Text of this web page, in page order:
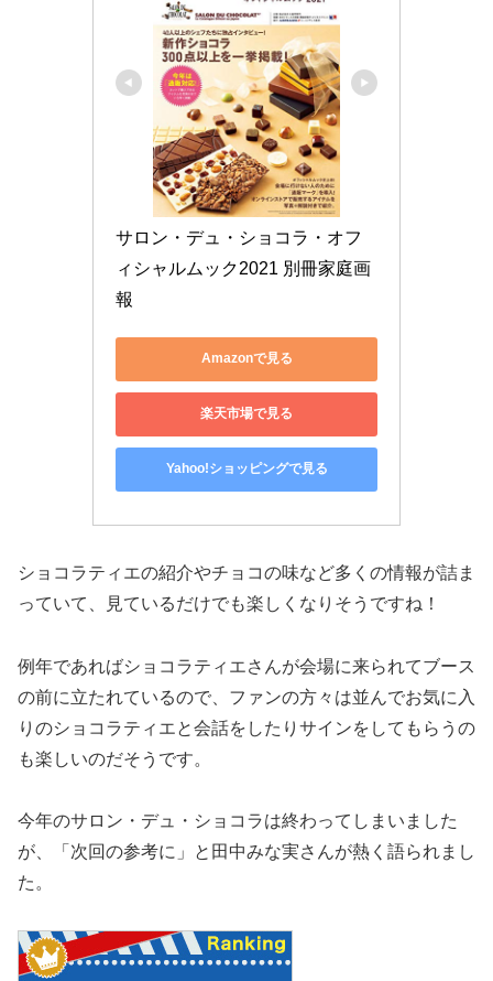
サロン・デュ・ショコラ・オフ
ィシャルムック2021 別冊家庭画
報
Amazonで見る
楽天市場で見る
Yahoo!ショッピングで見る
ショコラティエの紹介やチョコの味など多くの情報が詰ま
っていて、見ているだけでも楽しくなりそうですね！
例年であればショコラティエさんが会場に来られてブース
の前に立たれているので、ファンの方々は並んでお気に入
りのショコラティエと会話をしたりサインをしてもらうの
も楽しいのだそうです。
今年のサロン・デュ・ショコラは終わってしまいました
が、「次回の参考に」と田中みな実さんが熱く語られまし
た。